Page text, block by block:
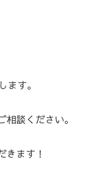
す。
談ください。
ます！